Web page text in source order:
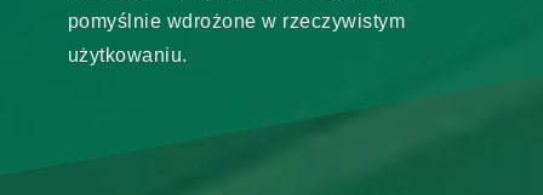
pomyślnie wdrożone w rzeczywistym
użytkowaniu.